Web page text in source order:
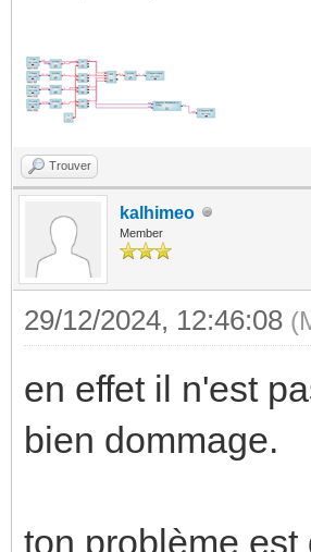
Trouver
kalhimeo
Member
29/12/2024, 12:46:08
en effet il n'est
bien dommage.
ton problème